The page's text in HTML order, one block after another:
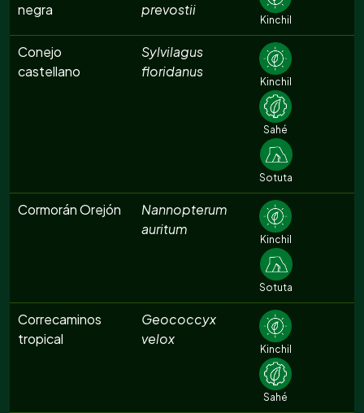
negra
prevostii
Kinchil
Conejo
castellano
Sylvilagus
floridanus
Kinchil
Sahé
Sotuta
Cormorán Orejón
Nannopterum
auritum
Kinchil
Sotuta
Correcaminos
tropical
Geococcyx
velox
Kinchil
Sahé